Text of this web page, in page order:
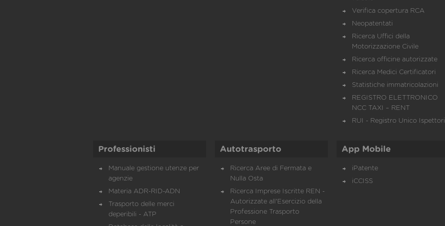
Verifica copertura RCA
Neopatentati
Ricerca Uffici della
Motorizzazione Civile
Ricerca officine autorizzate
Ricerca Medici Certificatori
Statistiche immatricolazioni
REGISTRO ELETTRONICO
NCC TAXI – RENT
RUI - Registro Unico Ispettori
Professionisti
Manuale gestione utenze per
agenzie
Materia ADR-RID-ADN
Trasporto delle merci
deperibili - ATP
Autotrasporto
Ricerca Aree di Fermata e
Nulla Osta
Ricerca Imprese Iscritte REN -
Autorizzate all'Esercizio della
Professione Trasporto
Persone
App Mobile
iPatente
iCCISS